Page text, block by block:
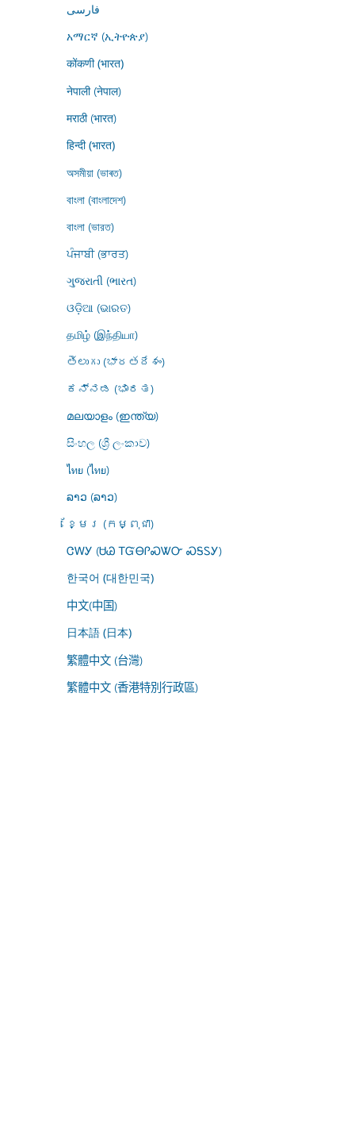
فارسى
አማርኛ (ኢትዮጵያ)
कोंकणी (भारत)
नेपाली (नेपाल)
मराठी (भारत)
हिन्दी (भारत)
অসমীয়া (ভাৰত)
বাংলা (বাংলাদেশ)
বাংলা (ভারত)
ਪੰਜਾਬੀ (ਭਾਰਤ)
ગુજરાતી (ભારત)
ଓଡ଼ିଆ (ଭାରତ)
தமிழ் (இந்தியா)
తెలుగు (భారతదేశం)
ಕನ್ನಡ (ಭಾರತ)
മലയാളം (ഇന്ത്യ)
සිංහල (ශ්‍රී ලංකාව)
ไทย (ไทย)
ລາວ (ລາວ)
ខ្មែរ (កម្ពុជា)
ᏣᎳᎩ (ᏌᏊ ᎢᏳᎾᎵᏍᏔᏅ ᏍᎦᏚᎩ)
한국어 (대한민국)
中文(中国)
日本語 (日本)
繁體中文 (台灣)
繁體中文 (香港特別行政區)